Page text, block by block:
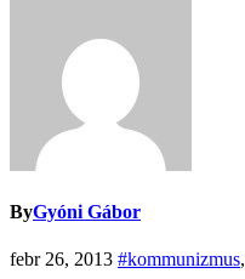
ByGyóni Gábor
febr 26, 2013 #kommunizmus,